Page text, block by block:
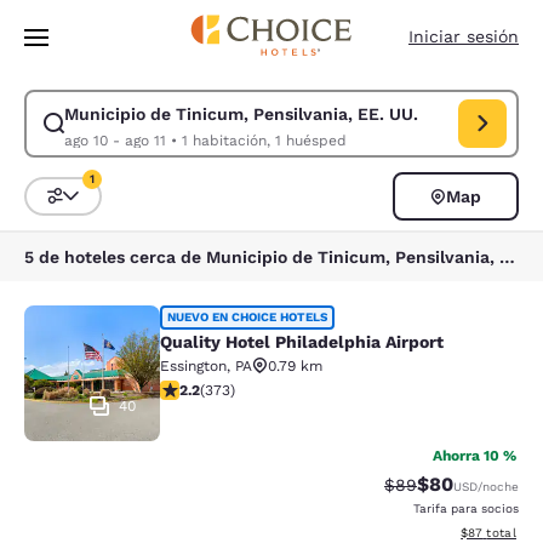
Pasar A Contenido Principal
Iniciar sesión
Municipio de Tinicum, Pensilvania, EE. UU.
ago 10 - ago 11 • 1 habitación, 1 huésped
Modificar la búsqueda de Municipio de Tinicum, Pensilvania, EE. UU..
Ordenar y filtrar
1
Map
5 de hoteles cerca de Municipio de Tinicum, Pensilvania, EE. UU. coinciden con tus filtros
Quality Hotel Philadelphia Airport
40
NUEVO EN CHOICE HOTELS
Quality Hotel Philadelphia Airport
Essington, PA
0.79 km
calificación de 2.2 estrellas. Feria. 373 reseñas
2.2(373)
Ahorra 10 %
Precio tachado:
$89Precio con
$80USD/noche
Tarifa para socios
Ver detalles
$87 total